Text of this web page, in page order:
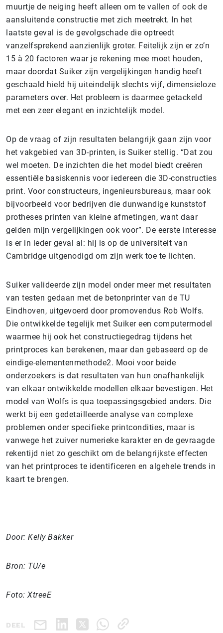
muurtje de neiging heeft alleen om te vallen of ook de
aansluitende constructie met zich meetrekt. In het
laatste geval is de gevolgschade die optreedt
vanzelfsprekend aanzienlijk groter. Feitelijk zijn er zo’n
15 à 20 factoren waar je rekening mee moet houden,
maar doordat Suiker zijn vergelijkingen handig heeft
geschaald hield hij uiteindelijk slechts vijf, dimensieloze
parameters over. Het probleem is daarmee getackeld
met een zeer elegant en inzichtelijk model.
Op de vraag of zijn resultaten belangrijk gaan zijn voor
het vakgebied van 3D-printen, is Suiker stellig. “Dat zou
wel moeten. De inzichten die het model biedt creëren
essentiële basiskennis voor iedereen die 3D-constructies
print. Voor constructeurs, ingenieursbureaus, maar ook
bijvoorbeeld voor bedrijven die dunwandige kunststof
protheses printen van kleine afmetingen, want daar
gelden mijn vergelijkingen ook voor”. De eerste interesse
is er in ieder geval al: hij is op de universiteit van
Cambridge uitgenodigd om zijn werk toe te lichten.
Suiker valideerde zijn model onder meer met resultaten
van testen gedaan met de betonprinter van de TU
Eindhoven, uitgevoerd door promovendus Rob Wolfs.
Die ontwikkelde tegelijk met Suiker een computermodel
waarmee hij ook het constructiegedrag tijdens het
printproces kan berekenen, maar dan gebaseerd op de
eindige-elementenmethode2. Mooi voor beide
onderzoekers is dat resultaten van hun onafhankelijk
van elkaar ontwikkelde modellen elkaar bevestigen. Het
model van Wolfs is qua toepassingsgebied anders. Die
werkt bij een gedetailleerde analyse van complexe
problemen onder specifieke printcondities, maar is
vanwege het zuiver numerieke karakter en de gevraagde
rekentijd niet zo geschikt om de belangrijkste effecten
van het printproces te identificeren en algehele trends in
kaart te brengen.
Door: Kelly Bakker
Bron: TU/e
Foto: XtreeE
DEEL